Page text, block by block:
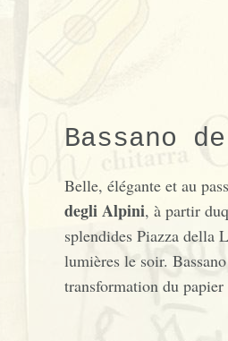
Bassano
Belle, élégante et au
degli Alpini, à partir
splendides Piazza della
lumières le soir.
transformation du